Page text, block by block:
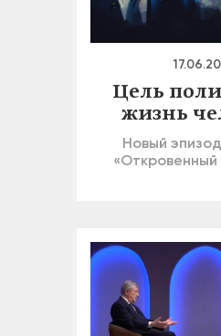
Цель
жизнь
Новый
«Откровенный